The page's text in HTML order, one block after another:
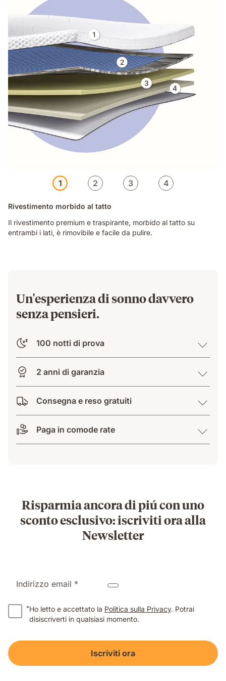
1 2 3 4
Rivestimento morbido al tatto
Il rivestimento premium e traspirante, morbido al tatto su
entrambi i lati, è rimovibile e facile da pulire.
Un'esperienza di sonno davvero
senza pensieri.
100 notti di prova
2 anni di garanzia
Consegna e reso gratuiti
Paga in comode rate
Risparmia ancora di piú con uno
sconto esclusivo: iscriviti ora alla
Newsletter
Indirizzo email *
*Ho letto e accettato la Politica sulla Privacy. Potrai
disiscriverti in qualsiasi momento.
Iscriviti ora